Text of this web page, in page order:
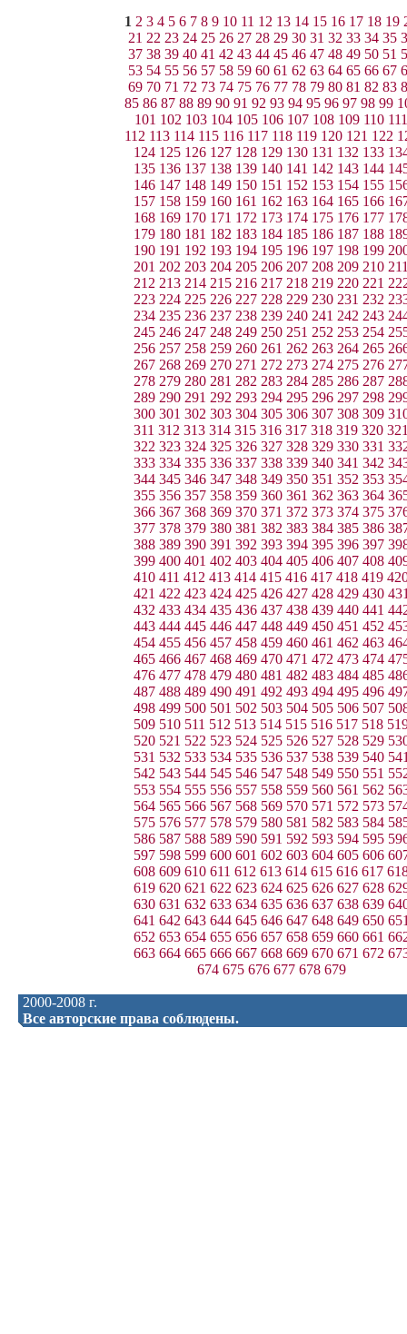
1 2 3 4 5 6 7 8 9 10 11 12 13 14 15 16 17 18 19
21 22 23 24 25 26 27 28 29 30 31 32 33 34 35
37 38 39 40 41 42 43 44 45 46 47 48 49 50 51
53 54 55 56 57 58 59 60 61 62 63 64 65 66 67
69 70 71 72 73 74 75 76 77 78 79 80 81 82 83
85 86 87 88 89 90 91 92 93 94 95 96 97 98 99
101 102 103 104 105 106 107 108 109 110 111
112 113 114 115 116 117 118 119 120 121 122
124 125 126 127 128 129 130 131 132 133
135 136 137 138 139 140 141 142 143 144
146 147 148 149 150 151 152 153 154 155
157 158 159 160 161 162 163 164 165 166
168 169 170 171 172 173 174 175 176 177
179 180 181 182 183 184 185 186 187 188
190 191 192 193 194 195 196 197 198 199
201 202 203 204 205 206 207 208 209 210
212 213 214 215 216 217 218 219 220 221
223 224 225 226 227 228 229 230 231 232
234 235 236 237 238 239 240 241 242 243
245 246 247 248 249 250 251 252 253 254
256 257 258 259 260 261 262 263 264 265
267 268 269 270 271 272 273 274 275 276
278 279 280 281 282 283 284 285 286 287
289 290 291 292 293 294 295 296 297 298
300 301 302 303 304 305 306 307 308 309
311 312 313 314 315 316 317 318 319 320
322 323 324 325 326 327 328 329 330 331
333 334 335 336 337 338 339 340 341 342
344 345 346 347 348 349 350 351 352 353
355 356 357 358 359 360 361 362 363 364
366 367 368 369 370 371 372 373 374 375
377 378 379 380 381 382 383 384 385 386
388 389 390 391 392 393 394 395 396 397
399 400 401 402 403 404 405 406 407 408
410 411 412 413 414 415 416 417 418 419
421 422 423 424 425 426 427 428 429 430
432 433 434 435 436 437 438 439 440 441
443 444 445 446 447 448 449 450 451 452
454 455 456 457 458 459 460 461 462 463
465 466 467 468 469 470 471 472 473 474
476 477 478 479 480 481 482 483 484 485
487 488 489 490 491 492 493 494 495 496
498 499 500 501 502 503 504 505 506 507
509 510 511 512 513 514 515 516 517 518
520 521 522 523 524 525 526 527 528 529
531 532 533 534 535 536 537 538 539 540
542 543 544 545 546 547 548 549 550 551
553 554 555 556 557 558 559 560 561 562
564 565 566 567 568 569 570 571 572 573
575 576 577 578 579 580 581 582 583 584
586 587 588 589 590 591 592 593 594 595
597 598 599 600 601 602 603 604 605 606
608 609 610 611 612 613 614 615 616 617
619 620 621 622 623 624 625 626 627 628
630 631 632 633 634 635 636 637 638 639
641 642 643 644 645 646 647 648 649 650
652 653 654 655 656 657 658 659 660 661
663 664 665 666 667 668 669 670 671 672
674 675 676 677 678 679
2000-2008 г.
Все авторские права соблюдены.